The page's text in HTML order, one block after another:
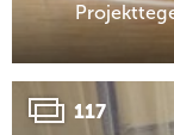
117